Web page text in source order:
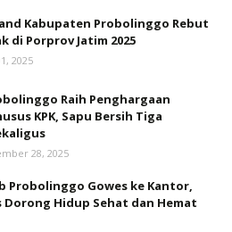
Kabupaten Probolinggo Rebut
di Porprov Jatim 2025
2025
Raih Penghargaan
KPK, Sapu Bersih Tiga
28, 2025
Probolinggo Gowes ke Kantor,
Dorong Hidup Sehat dan Hemat